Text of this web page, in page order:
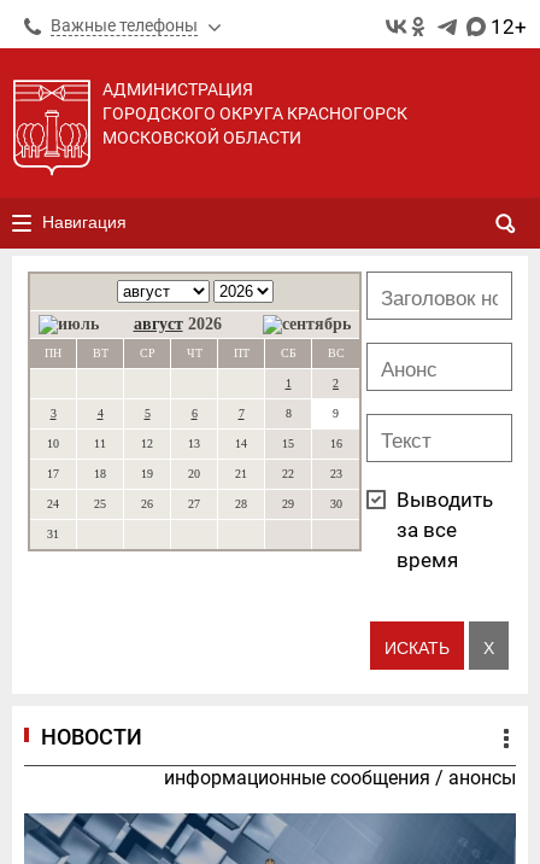
Важные телефоны 12+
АДМИНИСТРАЦИЯ
ГОРОДСКОГО ОКРУГА КРАСНОГОРСК
МОСКОВСКОЙ ОБЛАСТИ
Навигация
август 2026
ПН ВТ СР ЧТ ПТ СБ ВС
1 2
3 4 5 6 7 8 9
10 11 12 13 14 15 16
17 18 19 20 21 22 23
24 25 26 27 28 29 30
31
Выводить
за все
время
НОВОСТИ
информационные сообщения / анонсы